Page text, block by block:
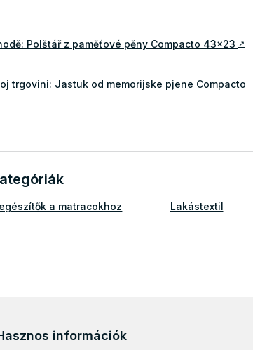
Polštář z paměťové pěny Compacto 43x23 ↗
trgovini: Jastuk od memorijske pjene Compacto
a matracokhoz Lakástextil
információk